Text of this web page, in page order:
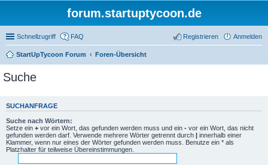
forum.startuptycoon.de
Schnellzugriff FAQ Anmelden
Registrieren
StartUpTycoon Forum Foren-Übersicht
Suche
SUCHANFRAGE
Suche nach Wörtern:
Setze ein + vor ein Wort, das gefunden werden muss und ein - vor ein Wort, das nicht
gefunden werden darf. Verwende mehrere Wörter getrennt durch | innerhalb einer
Klammer, wenn nur eines der Wörter gefunden werden muss. Benutze ein * als
Platzhalter für teilweise Übereinstimmungen.